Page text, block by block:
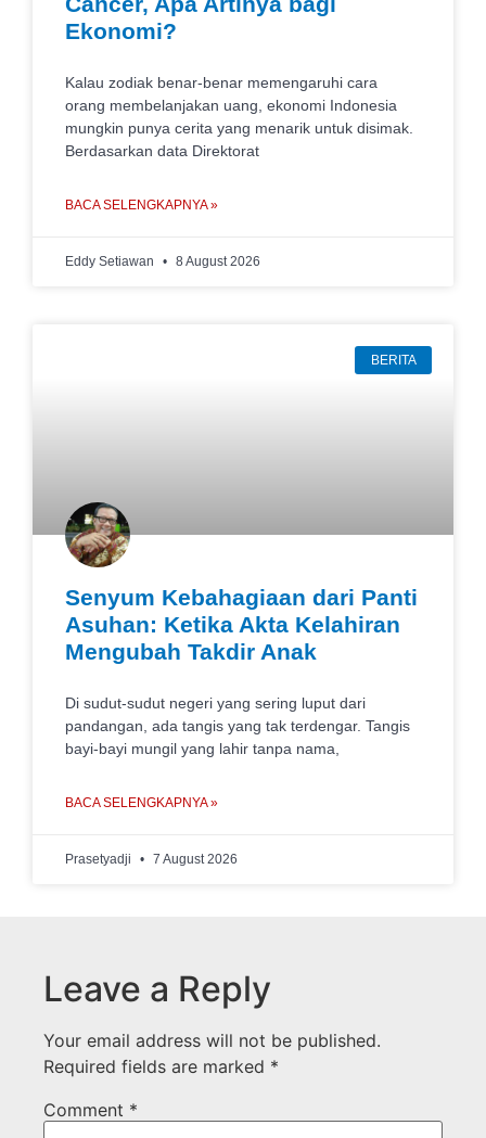
Ekonomi?
Kalau zodiak benar-benar memengaruhi cara
orang membelanjakan uang, ekonomi Indonesia
mungkin punya cerita yang menarik untuk disimak.
Berdasarkan data Direktorat
BACA SELENGKAPNYA »
Eddy Setiawan 8 August 2026
BERITA
Senyum Kebahagiaan dari Panti
Asuhan: Ketika Akta Kelahiran
Mengubah Takdir Anak
Di sudut-sudut negeri yang sering luput dari
pandangan, ada tangis yang tak terdengar. Tangis
bayi-bayi mungil yang lahir tanpa nama,
BACA SELENGKAPNYA »
Prasetyadji 7 August 2026
Leave a Reply
Your email address will not be published.
Required fields are marked *
Comment *